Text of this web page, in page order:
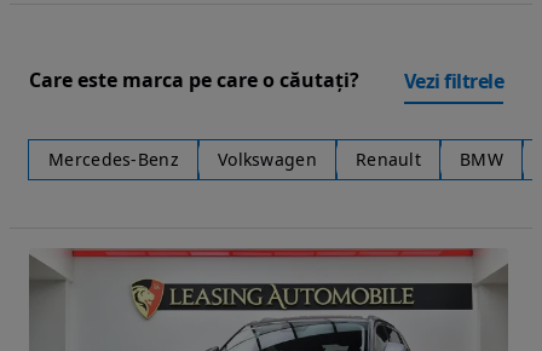
Care este marca pe care o căutați? Vezi filtrele
Mercedes-Benz Volkswagen Renault BMW